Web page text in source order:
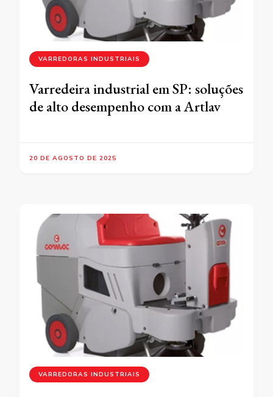
VARREDORAS INDUSTRIAIS
Varredeira industrial em SP: soluções
de alto desempenho com a Artlav
20 DE AGOSTO DE 2025
VARREDORAS INDUSTRIAIS